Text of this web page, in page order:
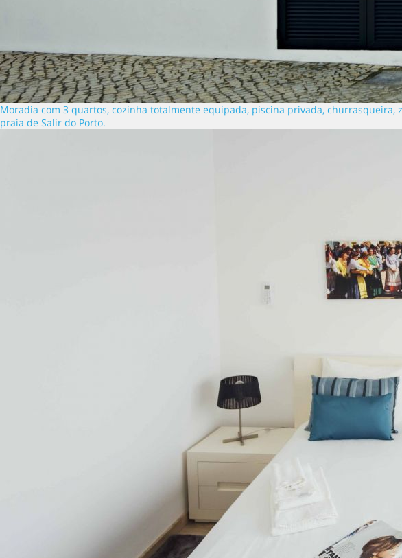
Moradia com 3 quartos, cozinha totalmente equipada, piscina privada,
praia de Salir do Porto.